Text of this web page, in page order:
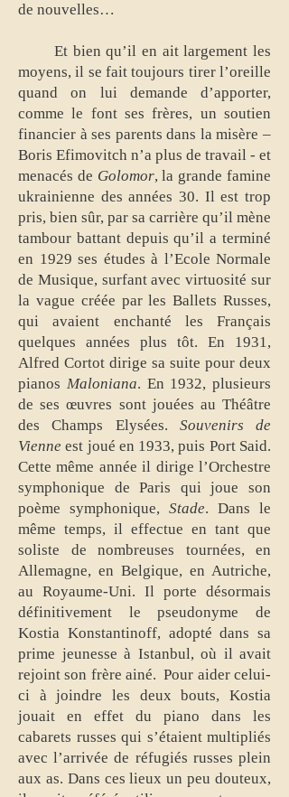
de nouvelles…
Et bien qu’il en ait largement les
moyens, il se fait toujours tirer l’oreille
quand on lui demande d’apporter,
comme le font ses frères, un soutien
financier à ses parents dans la misère –
Boris Efimovitch n’a plus de travail - et
menacés de Golomor, la grande famine
ukrainienne des années 30. Il est trop
pris, bien sûr, par sa carrière qu’il mène
tambour battant depuis qu’il a terminé
en 1929 ses études à l’Ecole Normale
de Musique, surfant avec virtuosité sur
la vague créée par les Ballets Russes,
qui avaient enchanté les Français
quelques années plus tôt. En 1931,
Alfred Cortot dirige sa suite pour deux
pianos Maloniana. En 1932, plusieurs
de ses œuvres sont jouées au Théâtre
des Champs Elysées. Souvenirs de
Vienne est joué en 1933, puis Port Said.
Cette même année il dirige l’Orchestre
symphonique de Paris qui joue son
poème symphonique, Stade. Dans le
même temps, il effectue en tant que
soliste de nombreuses tournées, en
Allemagne, en Belgique, en Autriche,
au Royaume-Uni. Il porte désormais
définitivement le pseudonyme de
Kostia Konstantinoff, adopté dans sa
prime jeunesse à Istanbul, où il avait
rejoint son frère ainé. Pour aider celui-
ci à joindre les deux bouts, Kostia
jouait en effet du piano dans les
cabarets russes qui s’étaient multipliés
avec l’arrivée de réfugiés russes plein
aux as. Dans ces lieux un peu douteux,